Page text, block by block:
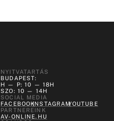
NYITVATARTÁS
BUDAPEST:
H — P: 10 — 18H
SZO: 10 — 14H
SOCIAL MEDIA
FACEBOOKINSTAGRAMYOUTUBE
PARTNEREINK
AV-ONLINE.HU